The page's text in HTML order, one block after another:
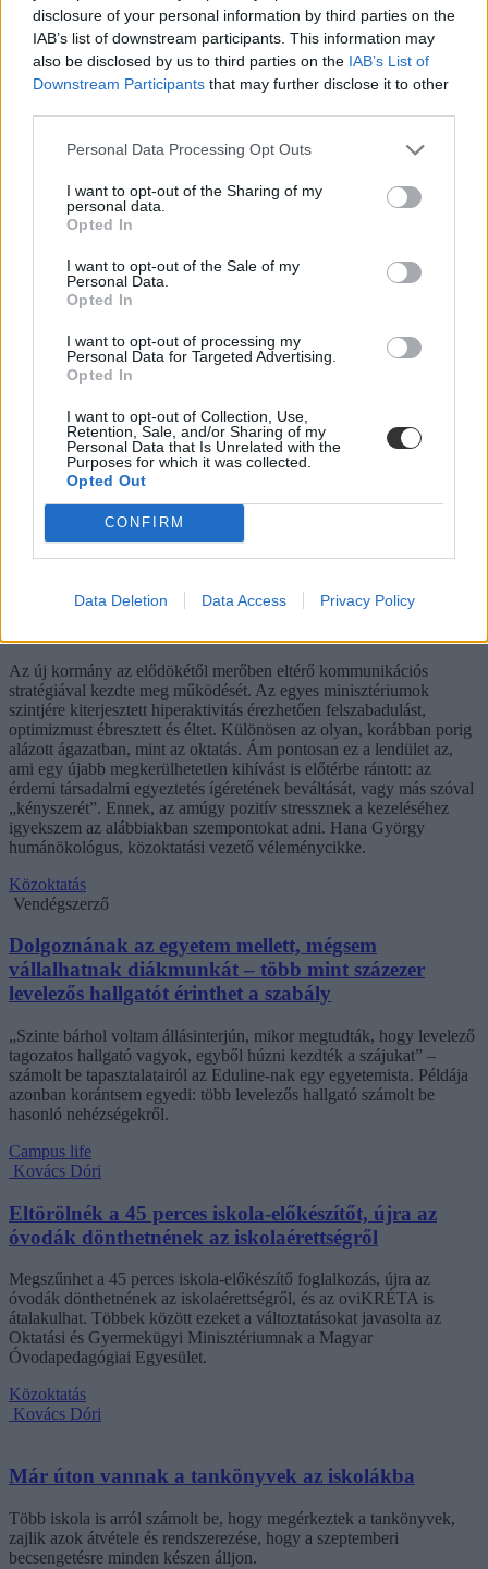
disclosure of your personal information by third parties on the
IAB’s list of downstream participants. This information may
also be disclosed by us to third parties on the IAB’s List of
Downstream Participants that may further disclose it to other
Personal Data Processing Opt Outs
I want to opt-out of the Sharing of my
personal data.
Opted In
I want to opt-out of the Sale of my
Personal Data.
Opted In
I want to opt-out of processing my
Personal Data for Targeted Advertising.
Opted In
I want to opt-out of Collection, Use,
Retention, Sale, and/or Sharing of my
Personal Data that Is Unrelated with the
Purposes for which it was collected.
Opted Out
CONFIRM
Data Deletion Data Access Privacy Policy
reagálva tavaly indították el Yellowroad programjukat, amelynek
keretében gyorsan munkába állítható, gyakorlati tudással rendelkező
junior fejlesztőket és informatikus szakembereket képeznek, akik az
eddigi tapasztalatok alapján hamar el is helyezkedtek a hazai IT-
szektorban.
Kovács Zoltán, az Informatikai fejlesztői karrier start program
közbeszerzésen elnyerő konzorciumvezető vállalkozás, a
alapján a képzési programok beindítását, hogy a 3-4 hónapos
tanfolyamokat elsők közt elvégző új szakemberek már az év végén
munkába állhassanak.
informatikus
informatikushiány
ingyenes képzés
belföld
informatikus képzés
ingyenes informatikus képzés
Hozzászólások
Hana György: „Méltóságot, tekintélyt kell adni az
Az új kormány az elődökétől merőben eltérő kommunikációs
stratégiával kezdte meg működését. Az egyes minisztériumok
szintjére kiterjesztett hiperaktivitás érezhetően felszabadulást,
optimizmust ébresztett és éltet. Különösen az olyan, korábban porig
alázott ágazatban, mint az oktatás. Ám pontosan ez a lendület az,
ami egy újabb megkerülhetetlen kihívást is előtérbe rántott: az
érdemi társadalmi egyeztetés ígéretének beváltását, vagy más szóval
„kényszerét”. Ennek, az amúgy pozitív stressznek a kezeléséhez
igyekszem az alábbiakban szempontokat adni. Hana György
humánökológus, közoktatási vezető véleménycikke.
Közoktatás
Vendégszerző
Dolgoznának az egyetem mellett, mégsem
vállalhatnak diákmunkát – több mint százezer
levelezős hallgatót érinthet a szabály
„Szinte bárhol voltam állásinterjún, mikor megtudták, hogy levelező
tagozatos hallgató vagyok, egyből húzni kezdték a szájukat” –
számolt be tapasztalatairól az Eduline-nak egy egyetemista. Példája
azonban korántsem egyedi: több levelezős hallgató számolt be
hasonló nehézségekről.
Campus life
Kovács Dóri
Eltörölnék a 45 perces iskola-előkészítőt, újra az
óvodák dönthetnének az iskolaérettségről
Megszűnhet a 45 perces iskola-előkészítő foglalkozás, újra az
óvodák dönthetnének az iskolaérettségről, és az oviKRÉTA is
átalakulhat. Többek között ezeket a változtatásokat javasolta az
Oktatási és Gyermekügyi Minisztériumnak a Magyar
Óvodapedagógiai Egyesület.
Közoktatás
Kovács Dóri
Már úton vannak a tankönyvek az iskolákba
Több iskola is arról számolt be, hogy megérkeztek a tankönyvek,
zajlik azok átvétele és rendszerezése, hogy a szeptemberi
becsengetésre minden készen álljon.